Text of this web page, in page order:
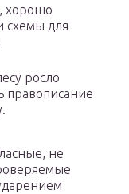
хорошо
схемы для
росло
правописание
не